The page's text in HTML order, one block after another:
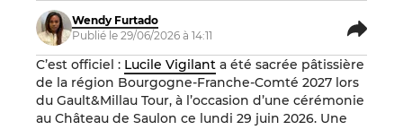
Wendy Furtado
Publié le 29/06/2026 à 14:11
C’est officiel : Lucile Vigilant a été sacrée pâtissière
de la région Bourgogne-Franche-Comté 2027 lors
du Gault&Millau Tour, à l’occasion d’une cérémonie
au Château de Saulon ce lundi 29 juin 2026. Une